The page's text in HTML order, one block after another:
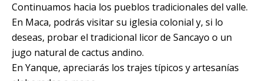
Continuamos hacia los pueblos tradicionales del valle.
En Maca, podrás visitar su iglesia colonial y, si lo
deseas, probar el tradicional licor de Sancayo o un
jugo natural de cactus andino.
En Yanque, apreciarás los trajes típicos y artesanías